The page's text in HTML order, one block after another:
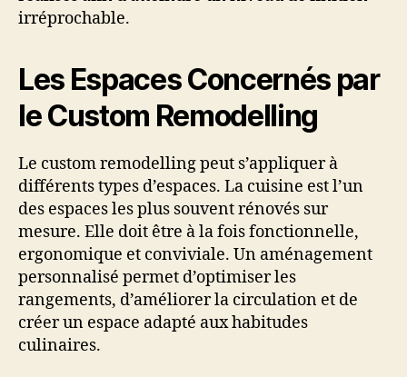
irréprochable.
Les Espaces Concernés par
le Custom Remodelling
Le custom remodelling peut s’appliquer à
différents types d’espaces. La cuisine est l’un
des espaces les plus souvent rénovés sur
mesure. Elle doit être à la fois fonctionnelle,
ergonomique et conviviale. Un aménagement
personnalisé permet d’optimiser les
rangements, d’améliorer la circulation et de
créer un espace adapté aux habitudes
culinaires.